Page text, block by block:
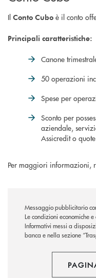
Il Conto Cubo è il conto
Principali caratteristiche:
Canone
50 operazioni
Spese per
Sconto per
aziendale,
Assicredit o
Per maggiori informazioni,
Messaggio pubblicitario
Le condizioni economiche
Informativi messi a
banca e nella sezione